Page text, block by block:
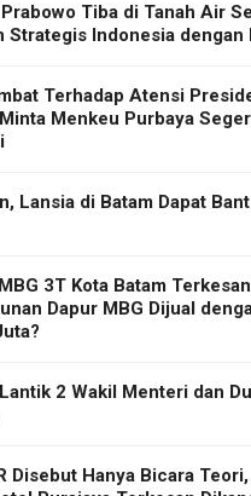
Tiba di Tanah Air
Strategis Indonesia dengan
Terhadap Atensi
Menkeu Purbaya
Lansia di Batam Dapat
3T Kota Batam
Dapur MBG Dijual
2 Wakil Menteri dan
Disebut Hanya Bicara